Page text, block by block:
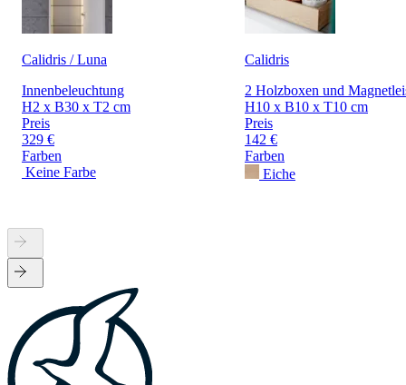
Calidris / Luna
Innenbeleuchtung
H2 x B30 x T2 cm
Preis
329 €
Farben
Keine Farbe
Calidris
2 Holzboxen und
H10 x B10 x T10 cm
Preis
142 €
Farben
Eiche